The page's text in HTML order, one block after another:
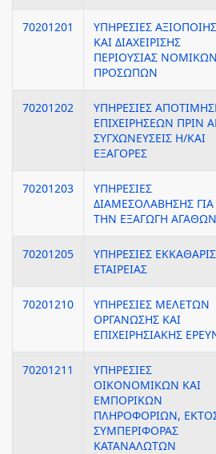
70201201
ΥΠΗΡΕΣΙΕΣ
ΚΑΙ ΔΙΑΧΕΙΡΙΣΗΣ
ΠΕΡΙΟΥΣΙΑΣ ΝΟΜΙΚΩΝ
ΠΡΟΣΩΠΩΝ
70201202
ΥΠΗΡΕΣΙΕΣ
ΕΠΙΧΕΙΡΗΣΕΩΝ ΠΡΙΝ
ΣΥΓΧΩΝΕΥΣΕΙΣ Η/ΚΑΙ
ΕΞΑΓΟΡΕΣ
70201203
ΥΠΗΡΕΣΙΕΣ
ΔΙΑΜΕΣΟΛΑΒΗΣΗΣ ΓΙΑ
ΤΗΝ ΕΞΑΓΩΓΗ ΑΓΑΘΩΝ
70201205
ΥΠΗΡΕΣΙΕΣ
ΕΤΑΙΡΕΙΑΣ
70201210
ΥΠΗΡΕΣΙΕΣ ΜΕΛΕΤΩΝ
ΟΡΓΑΝΩΣΗΣ ΚΑΙ
ΕΠΙΧΕΙΡΗΣΙΑΚΗΣ
70201211
ΥΠΗΡΕΣΙΕΣ
ΟΙΚΟΝΟΜΙΚΩΝ ΚΑΙ
ΕΜΠΟΡΙΚΩΝ
ΠΛΗΡΟΦΟΡΙΩΝ,
ΣΥΜΠΕΡΙΦΟΡΑΣ
ΚΑΤΑΝΑΛΩΤΩΝ